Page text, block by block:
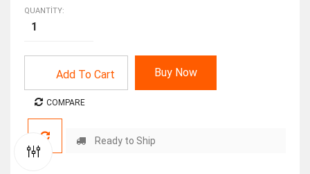
QUANTITY:
Add To Cart Buy Now
COMPARE
Ready to Ship